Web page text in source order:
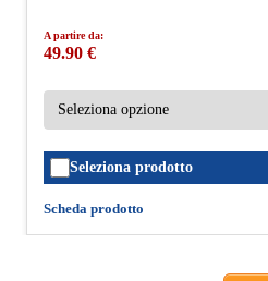
A partire da:
49.90 €
Seleziona prodotto
Scheda prodotto